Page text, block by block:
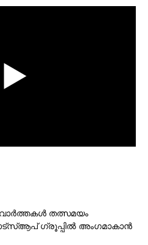
തത്സമയം
ഗ്രൂപ്പില്‍ അംഗമാകാന്‍